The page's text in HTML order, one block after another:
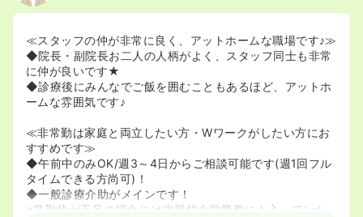
≪スタッフの仲が非常に良く、アットホームな職場です♪≫
◆院長・副院長お二人の人柄がよく、スタッフ同士も非常
に仲が良いです★
◆診療後にみんなでご飯を囲むこともあるほど、アットホ
ームな雰囲気です♪
≪非常勤は家庭と両立したい方・Wワークがしたい方にお
すすめです≫
◆午前中のみOK/週3～4日からご相談可能です(週1回フル
タイムできる方尚可)！
◆一般診療介助がメインです！
※常勤枠が不足の場合には内視鏡介助業務にも入っていた